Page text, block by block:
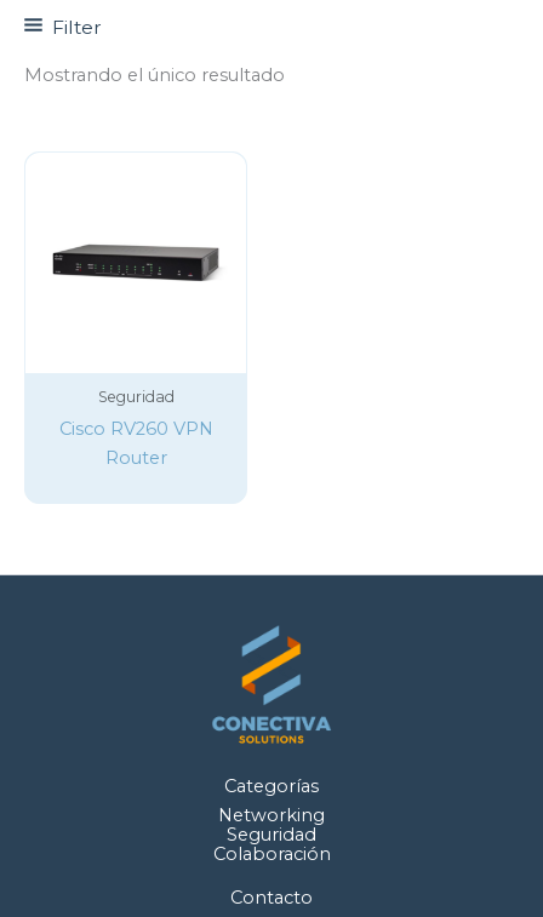
Filter
Mostrando el único resultado
Seguridad
Cisco RV260 VPN
Router
Categorías
Networking
Seguridad
Colaboración
Contacto